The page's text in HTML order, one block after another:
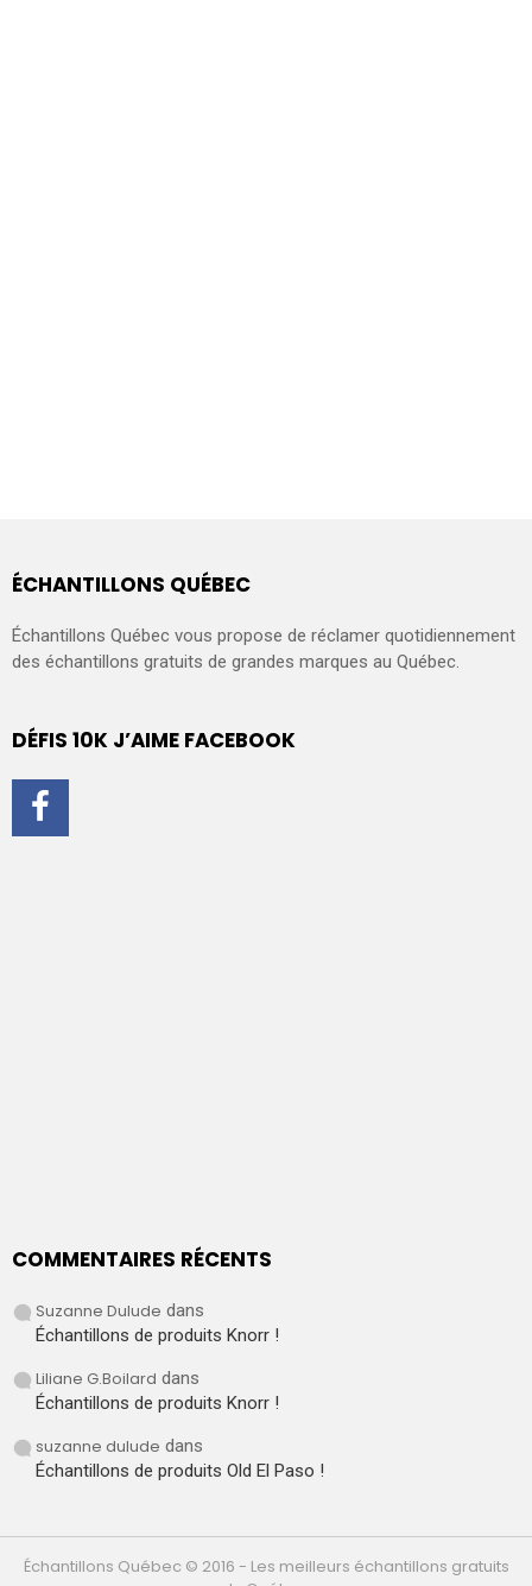
ÉCHANTILLONS QUÉBEC
Échantillons Québec vous propose de réclamer quotidiennement
des échantillons gratuits de grandes marques au Québec.
DÉFIS 10K J’AIME FACEBOOK
COMMENTAIRES RÉCENTS
Suzanne Dulude dans
Échantillons de produits Knorr !
Liliane G.Boilard dans
Échantillons de produits Knorr !
suzanne dulude dans
Échantillons de produits Old El Paso !
Échantillons Québec © 2016 - Les meilleurs échantillons gratuits